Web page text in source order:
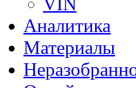
Аналитика
Материалы